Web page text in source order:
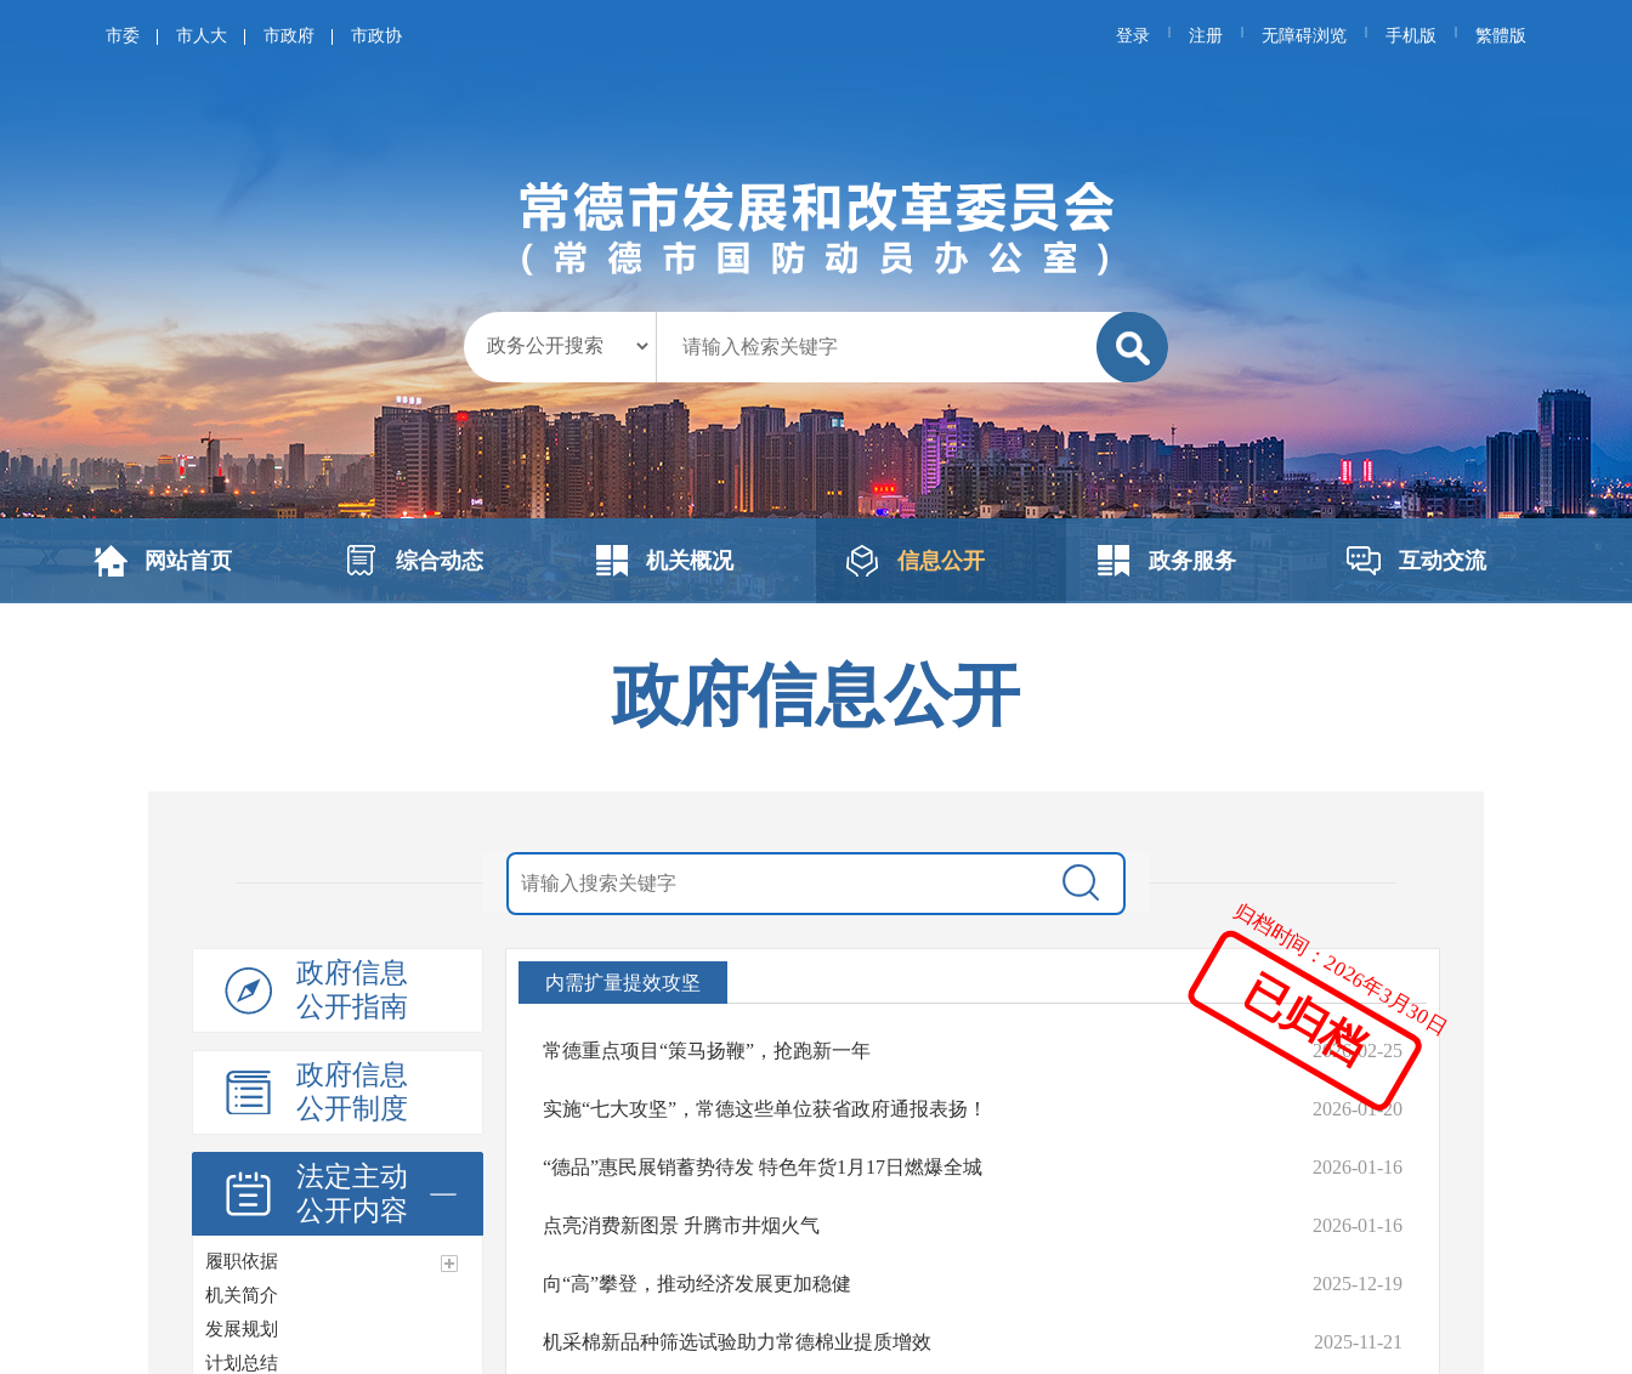
市委 市人大 市政府 市政协 登录 | 注册 | 无障碍浏览 | 手机版 | 繁體版
网站首页 综合动态 机关概况 信息公开 政务服务 互动交流
政府信息公开
政府信息
公开指南
政府信息
公开制度
法定主动
公开内容
履职依据
机关简介
发展规划
计划总结
归档时间：
2026年3月30日
已归档
内需扩量提效攻坚
常德重点项目“策马扬鞭”，抢跑新一年 2026-02-25
实施“七大攻坚”，常德这些单位获省政府通报表扬！ 2026-01-20
“德品”惠民展销蓄势待发 特色年货1月17日燃爆全城 2026-01-16
点亮消费新图景 升腾市井烟火气 2026-01-16
向“高”攀登，推动经济发展更加稳健 2025-12-19
机采棉新品种筛选试验助力常德棉业提质增效 2025-11-21